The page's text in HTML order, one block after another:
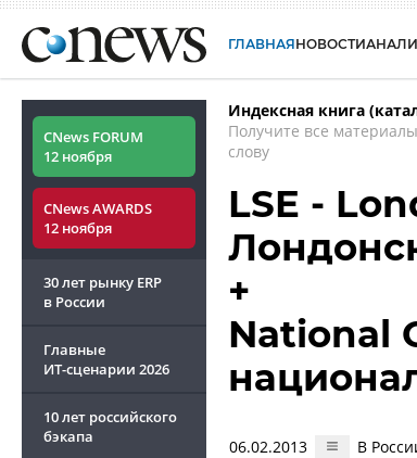
ГЛАВНАЯНОВОСТИ
CNews FORUM
12 ноября
CNews AWARDS
12 ноября
30 лет рынку ERP
в России
Главные
ИТ-сценарии 2026
10 лет российского
бэкапа
Индексная книга
Получите все
слову
LSE -
+
National
06.02.2013 В